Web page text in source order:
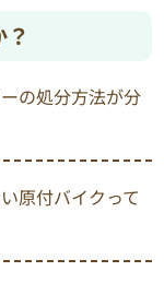
の処分方法が分
原付バイクって